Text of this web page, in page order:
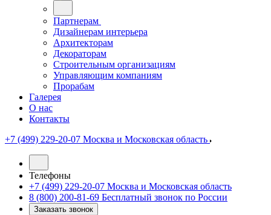
Партнерам
Дизайнерам интерьера
Архитекторам
Декораторам
Строительным организациям
Управляющим компаниям
Прорабам
Галерея
О нас
Контакты
+7 (499) 229-20-07 Москва и Московская область
Телефоны
+7 (499) 229-20-07 Москва и Московская область
8 (800) 200-81-69 Бесплатный звонок по России
Заказать звонок